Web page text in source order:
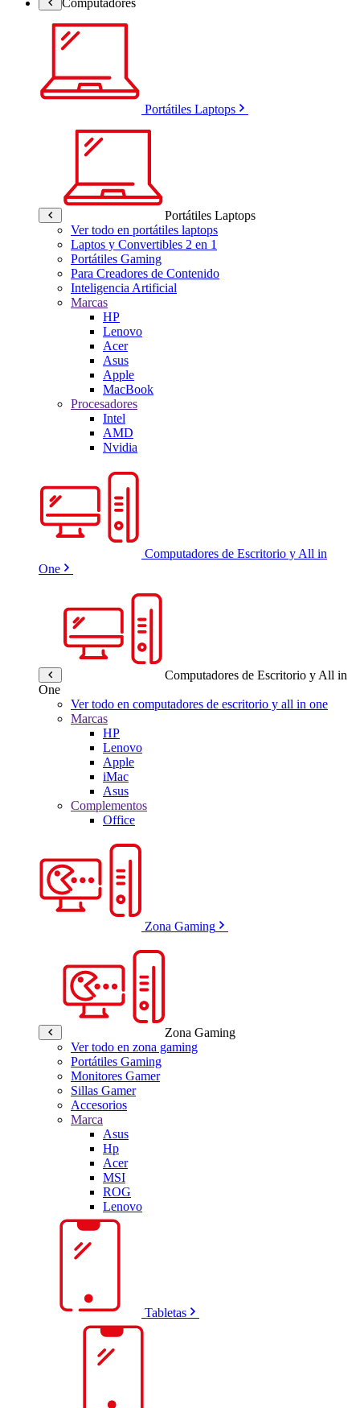
Portátiles Laptops
Portátiles Laptops
Ver todo en portátiles laptops
Laptos y Convertibles 2 en 1
Portátiles Gaming
Para Creadores de Contenido
Inteligencia Artificial
Marcas
HP
Lenovo
Acer
Asus
Apple
MacBook
Procesadores
Intel
AMD
Nvidia
Computadores de Escritorio y All in
One
Computadores de Escritorio y All in
One
Ver todo en computadores de escritorio y all in one
Marcas
HP
Lenovo
Apple
iMac
Asus
Complementos
Office
Zona Gaming
Zona Gaming
Ver todo en zona gaming
Portátiles Gaming
Monitores Gamer
Sillas Gamer
Accesorios
Marca
Asus
Hp
Acer
MSI
ROG
Lenovo
Tabletas